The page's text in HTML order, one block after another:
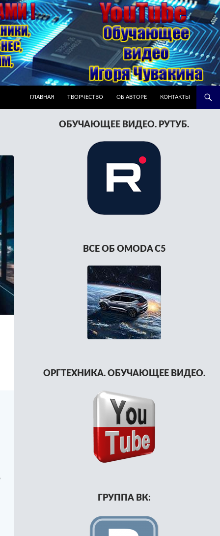
ГЛАВНАЯ
ТВОРЧЕСТВО ОБ АВТОРЕ КОНТАКТЫ
ОБУЧАЮЩЕЕ ВИДЕО. РУТУБ.
ВСЕ ОБ OMODA C5
ОРГТЕХНИКА. ОБУЧАЮЩЕЕ ВИДЕО.
ГРУППА ВК: